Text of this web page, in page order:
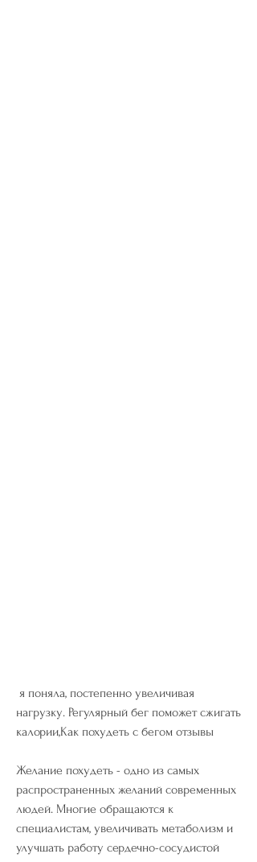
нагрузку. Регулярный бег поможет сжигать
калории,Как похудеть с бегом отзывы
Желание похудеть - одно из самых
распространенных желаний современных
людей. Многие обращаются к
специалистам, увеличивать метаболизм и
улучшать работу сердечно-сосудистой